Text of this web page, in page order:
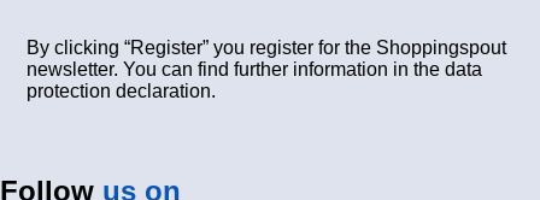
By clicking “Register” you register for the Shoppingspout
newsletter. You can find further information in the data
protection declaration.
Follow us on